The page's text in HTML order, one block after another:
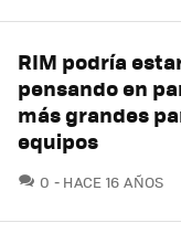
RIM podría
pensando en
más grandes
equipos
0 COMENTARIOS
HACE 16 AÑOS